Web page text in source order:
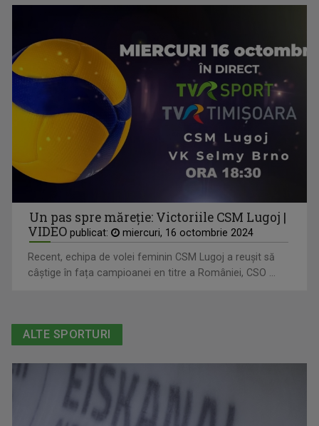
Un pas spre măreție: Victoriile CSM Lugoj |
VIDEO publicat: miercuri, 16 octombrie 2024
Recent, echipa de volei feminin CSM Lugoj a reușit să
câștige în fața campioanei en titre a României, CSO ...
ALTE SPORTURI